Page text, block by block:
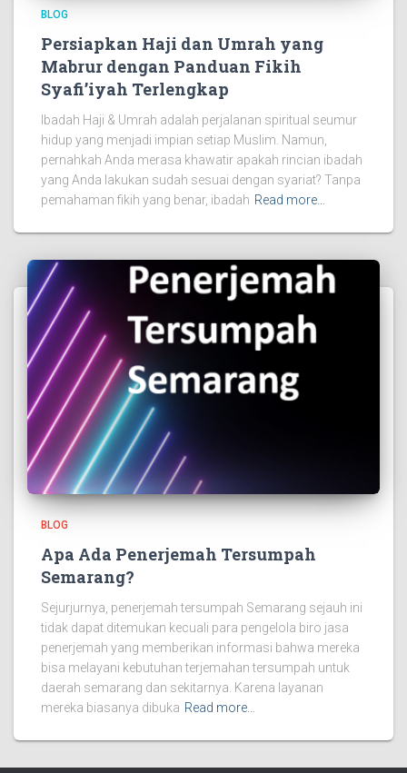
BLOG
Persiapkan Haji dan Umrah yang
Mabrur dengan Panduan Fikih
Syafi’iyah Terlengkap
Ibadah Haji & Umrah adalah perjalanan spiritual seumur
hidup yang menjadi impian setiap Muslim. Namun,
pernahkah Anda merasa khawatir apakah rincian ibadah
yang Anda lakukan sudah sesuai dengan syariat? Tanpa
pemahaman fikih yang benar, ibadah Read more…
BLOG
Apa Ada Penerjemah Tersumpah
Semarang?
Sejurjurnya, penerjemah tersumpah Semarang sejauh ini
tidak dapat ditemukan kecuali para pengelola biro jasa
penerjemah yang memberikan informasi bahwa mereka
bisa melayani kebutuhan terjemahan tersumpah untuk
daerah semarang dan sekitarnya. Karena layanan
mereka biasanya dibuka Read more…